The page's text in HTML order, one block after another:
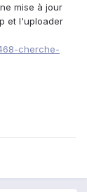
mise à jour
et l'uploader
cherche-